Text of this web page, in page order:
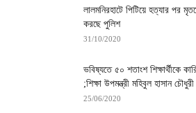
লালমনিরহাটে পিটিয়ে হত্যার পর
করছে পুলিশ
31/10/2020
ভবিষ্যতে ৫০ শতাংশ শিক্ষার্থীকে
;শিক্ষা উপমন্ত্রী মহিবুল হাসান
25/06/2020